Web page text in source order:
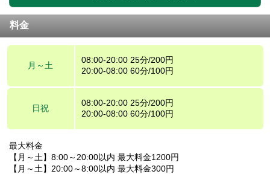
料金
月～土
08:00-20:00 25分/200円
20:00-08:00 60分/100円
日祝
08:00-20:00 25分/200円
20:00-08:00 60分/100円
最大料金
【月～土】8:00～20:00以内 最大料金1200円
【月～土】20:00～8:00以内 最大料金300円